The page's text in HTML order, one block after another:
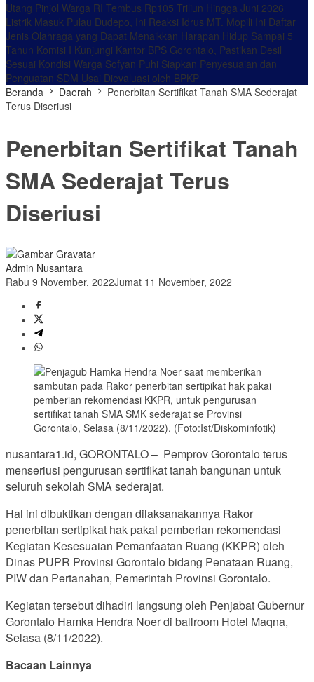
Utang Pinjol Warga RI Tembus Rp105 Triliun Hingga Juni 2026
Listrik Masuk Pulau Dudepo, Ini Reaksi Idrus MT. Mopili Ini Daftar
Jenis Olahraga yang Dapat Menaikkan Harapan Hidup Sampai 5
Tahun Komisi I Kunjungi Kantor BPS Gorontalo, Pastikan Desil
Sesuai Kondisi Warga Sofyan Puhi Siapkan Penyesuaian dan
Penguatan SDM Usai Dievaluasi oleh BPKP
Beranda
Daerah
Penerbitan Sertifikat Tanah SMA Sederajat
Terus Diseriusi
Penerbitan Sertifikat Tanah
SMA Sederajat Terus
Diseriusi
Admin Nusantara
Rabu 9 November, 2022Jumat 11 November, 2022
nusantara1.id, GORONTALO – Pemprov Gorontalo terus
menseriusi pengurusan sertifikat tanah bangunan untuk
seluruh sekolah SMA sederajat.
Hal ini dibuktikan dengan dilaksanakannya Rakor
penerbitan sertipikat hak pakai pemberian rekomendasi
Kegiatan Kesesuaian Pemanfaatan Ruang (KKPR) oleh
Dinas PUPR Provinsi Gorontalo bidang Penataan Ruang,
PIW dan Pertanahan, Pemerintah Provinsi Gorontalo.
Kegiatan tersebut dihadiri langsung oleh Penjabat Gubernur
Gorontalo Hamka Hendra Noer di ballroom Hotel Maqna,
Selasa (8/11/2022).
Bacaan Lainnya